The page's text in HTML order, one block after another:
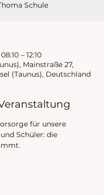
Schule
– 12:10
Mainstraße 27,
(Taunus), Deutschland
für unsere
Schüler: die